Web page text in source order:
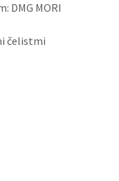
DMG MORI
čelistmi